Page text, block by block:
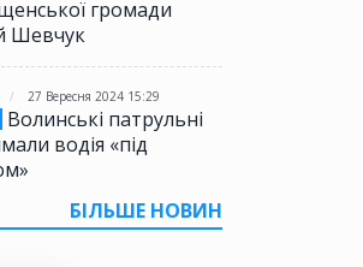
громади
Шевчук
27 Вересня 2024 15:29
Волинські патрульні
водія «під
БІЛЬШЕ НОВИН